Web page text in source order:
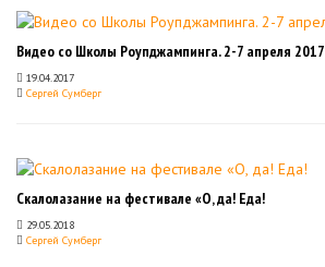
Видео со Школы Роупджампинга. 2-7 апреля 2017
19.04.2017
Сергей Сумберг
Скалолазание на фестивале «О, да! Еда!
29.05.2018
Сергей Сумберг